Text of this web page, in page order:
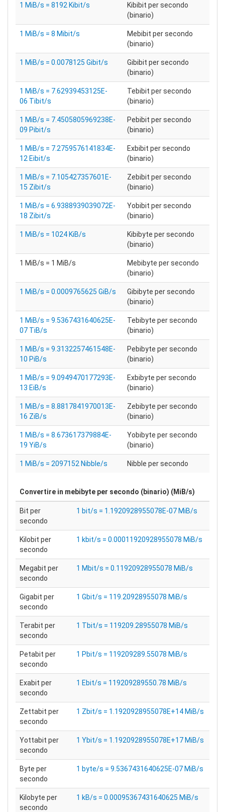
1 MiB/s = 8192 Kibit/s
Kibibit per secondo
(binario)
1 MiB/s = 8 Mibit/s
Mebibit per secondo
(binario)
1 MiB/s = 0.0078125 Gibit/s
Gibibit per secondo
(binario)
1 MiB/s = 7.62939453125E-
06 Tibit/s
Tebibit per secondo
(binario)
1 MiB/s = 7.4505805969238E-
09 Pibit/s
Pebibit per secondo
(binario)
1 MiB/s = 7.2759576141834E-
12 Eibit/s
Exbibit per secondo
(binario)
1 MiB/s = 7.105427357601E-
15 Zibit/s
Zebibit per secondo
(binario)
1 MiB/s = 6.9388939039072E-
18 Zibit/s
Yobibit per secondo
(binario)
1 MiB/s = 1024 KiB/s
Kibibyte per secondo
(binario)
1 MiB/s = 1 MiB/s
Mebibyte per secondo
(binario)
1 MiB/s = 0.0009765625 GiB/s
Gibibyte per secondo
(binario)
1 MiB/s = 9.5367431640625E-
07 TiB/s
Tebibyte per secondo
(binario)
1 MiB/s = 9.3132257461548E-
10 PiB/s
Pebibyte per secondo
(binario)
1 MiB/s = 9.0949470177293E-
13 EiB/s
Exbibyte per secondo
(binario)
1 MiB/s = 8.8817841970013E-
16 ZiB/s
Zebibyte per secondo
(binario)
1 MiB/s = 8.673617379884E-
19 YiB/s
Yobibyte per secondo
(binario)
1 MiB/s = 2097152 Nibble/s Nibble per secondo
Convertire in mebibyte per secondo (binario) (MiB/s)
Bit per
secondo
1 bit/s = 1.1920928955078E-07 MiB/s
Kilobit per
secondo
1 kbit/s = 0.00011920928955078 MiB/s
Megabit per
secondo
1 Mbit/s = 0.11920928955078 MiB/s
Gigabit per
secondo
1 Gbit/s = 119.20928955078 MiB/s
Terabit per
secondo
1 Tbit/s = 119209.28955078 MiB/s
Petabit per
secondo
1 Pbit/s = 119209289.55078 MiB/s
Exabit per
secondo
1 Ebit/s = 119209289550.78 MiB/s
Zettabit per
secondo
1 Zbit/s = 1.1920928955078E+14 MiB/s
Yottabit per
secondo
1 Ybit/s = 1.1920928955078E+17 MiB/s
Byte per
secondo
1 byte/s = 9.5367431640625E-07 MiB/s
Kilobyte per
secondo
1 kB/s = 0.00095367431640625 MiB/s